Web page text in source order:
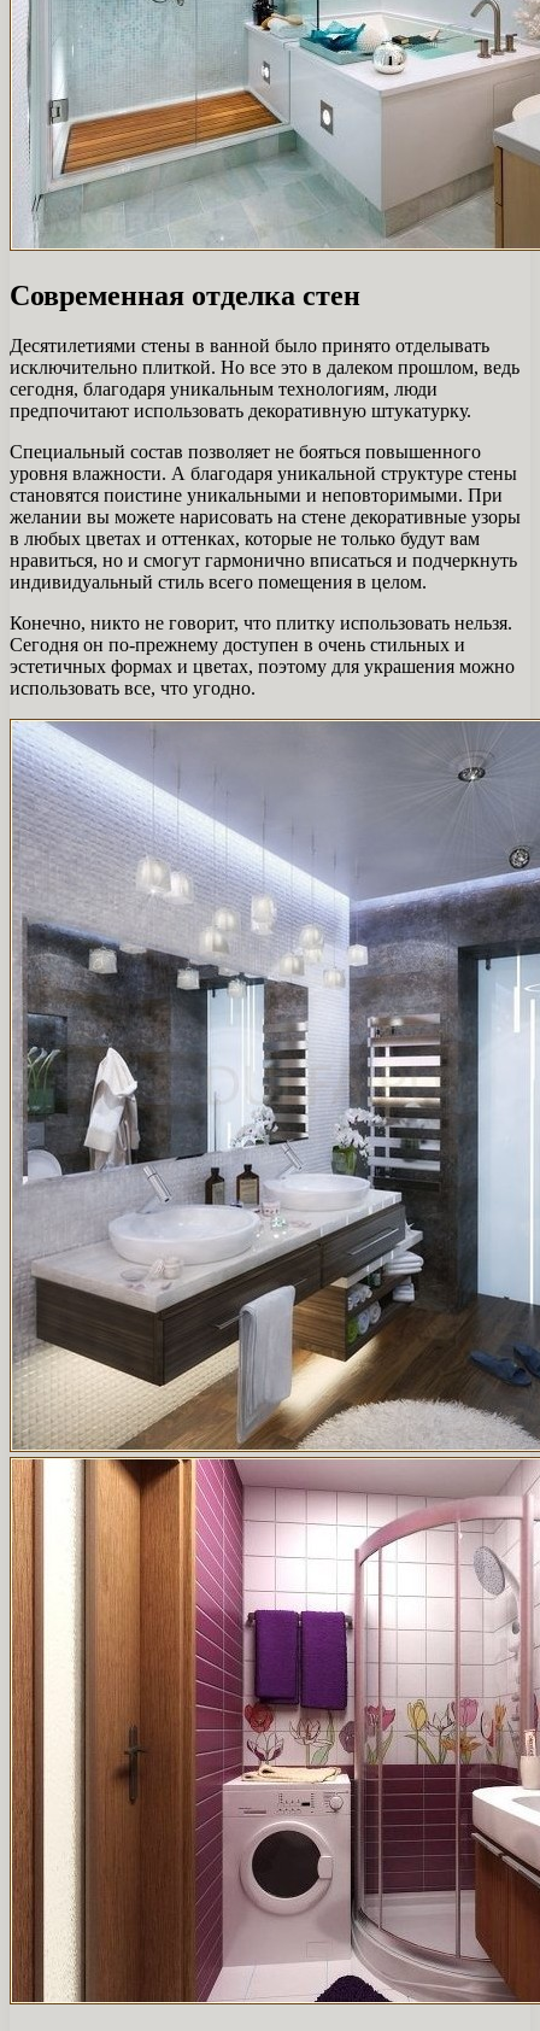
Современная отделка стен
Десятилетиями стены в ванной было принято отделывать
исключительно плиткой. Но все это в далеком прошлом, ведь
сегодня, благодаря уникальным технологиям, люди
предпочитают использовать декоративную штукатурку.
Специальный состав позволяет не бояться повышенного
уровня влажности. А благодаря уникальной структуре стены
становятся поистине уникальными и неповторимыми. При
желании вы можете нарисовать на стене декоративные узоры
в любых цветах и ​​оттенках, которые не только будут вам
нравиться, но и смогут гармонично вписаться и подчеркнуть
индивидуальный стиль всего помещения в целом.
Конечно, никто не говорит, что плитку использовать нельзя.
Сегодня он по-прежнему доступен в очень стильных и
эстетичных формах и цветах, поэтому для украшения можно
использовать все, что угодно.